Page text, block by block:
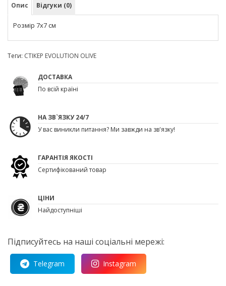
Опис Відгуки (0)
Розмір 7х7 см
Теги: СТІКЕР EVOLUTION OLIVE
ДОСТАВКА
По всій країні
НА ЗВ`ЯЗКУ 24/7
У вас виникли питання? Ми завжди на зв'язку!
ГАРАНТІЯ ЯКОСТІ
Сертифікований товар
ЦІНИ
Найдоступніші
Підписуйтесь на наші соціальні мережі:
Telegram Instagram